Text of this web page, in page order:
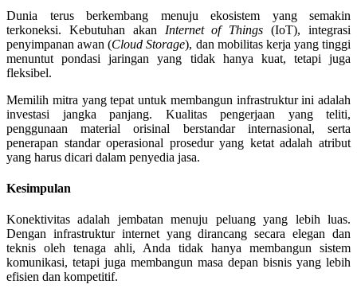
Dunia terus berkembang menuju ekosistem yang semakin
terkoneksi. Kebutuhan akan Internet of Things (IoT), integrasi
penyimpanan awan (Cloud Storage), dan mobilitas kerja yang tinggi
menuntut pondasi jaringan yang tidak hanya kuat, tetapi juga
fleksibel.
Memilih mitra yang tepat untuk membangun infrastruktur ini adalah
investasi jangka panjang. Kualitas pengerjaan yang teliti,
penggunaan material orisinal berstandar internasional, serta
penerapan standar operasional prosedur yang ketat adalah atribut
yang harus dicari dalam penyedia jasa.
Kesimpulan
Konektivitas adalah jembatan menuju peluang yang lebih luas.
Dengan infrastruktur internet yang dirancang secara elegan dan
teknis oleh tenaga ahli, Anda tidak hanya membangun sistem
komunikasi, tetapi juga membangun masa depan bisnis yang lebih
efisien dan kompetitif.